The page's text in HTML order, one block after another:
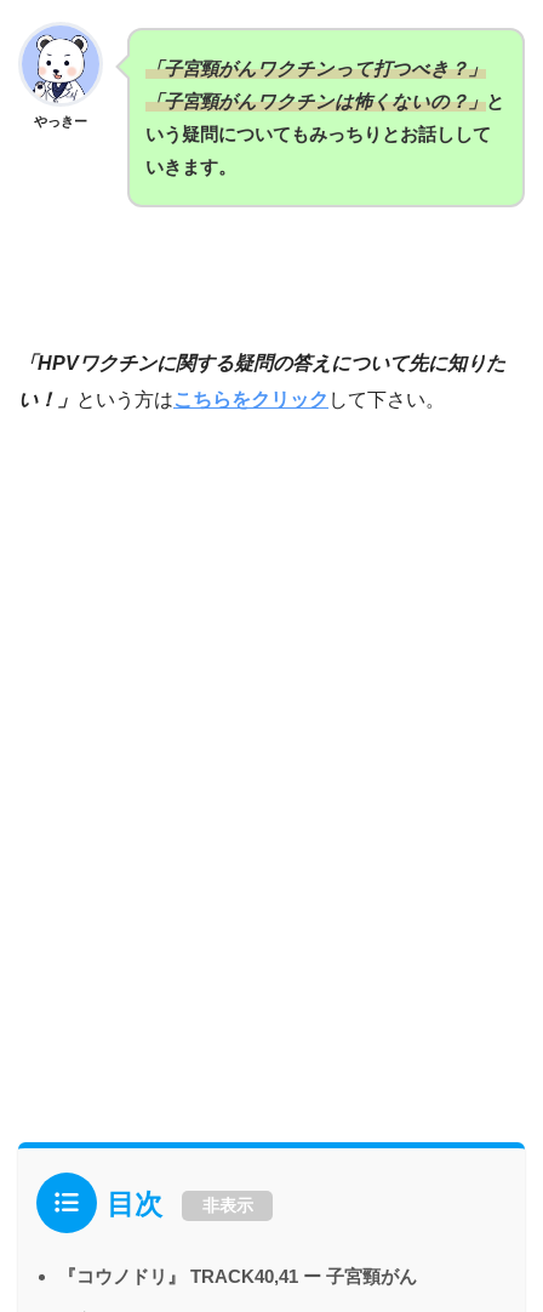
やっきー
「子宮頸がんワクチンって打つべき？」
「子宮頸がんワクチンは怖くないの？」と
いう疑問についてもみっちりとお話しして
いきます。
「HPVワクチンに関する疑問の答えについて先に知りた
い！」 という方はこちらをクリック して下さい。
目次 非表示
『コウノドリ』 TRACK40,41 ー 子宮頸がん